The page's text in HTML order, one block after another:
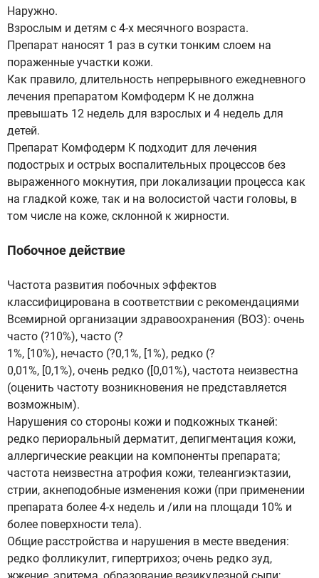
Наружно.
Взрослым и детям с 4-х месячного возраста.
Препарат наносят 1 раз в сутки тонким слоем на
пораженные участки кожи.
Как правило, длительность непрерывного ежедневного
лечения препаратом Комфодерм К не должна
превышать 12 недель для взрослых и 4 недель для
детей.
Препарат Комфодерм К подходит для лечения
подострых и острых воспалительных процессов без
выраженного мокнутия, при локализации процесса как
на гладкой коже, так и на волосистой части головы, в
том числе на коже, склонной к жирности.
Побочное действие
Частота развития побочных эффектов
классифицирована в соответствии с рекомендациями
Всемирной организации здравоохранения (ВОЗ): очень
часто (?10%), часто (?
1%, [10%), нечасто (?0,1%, [1%), редко (?
0,01%, [0,1%), очень редко ([0,01%), частота неизвестна
(оценить частоту возникновения не представляется
возможным).
Нарушения со стороны кожи и подкожных тканей:
редко периоральный дерматит, депигментация кожи,
аллергические реакции на компоненты препарата;
частота неизвестна атрофия кожи, телеангиэктазии,
стрии, акнеподобные изменения кожи (при применении
препарата более 4-х недель и /или на площади 10% и
более поверхности тела).
Общие расстройства и нарушения в месте введения:
редко фолликулит, гипертрихоз; очень редко зуд,